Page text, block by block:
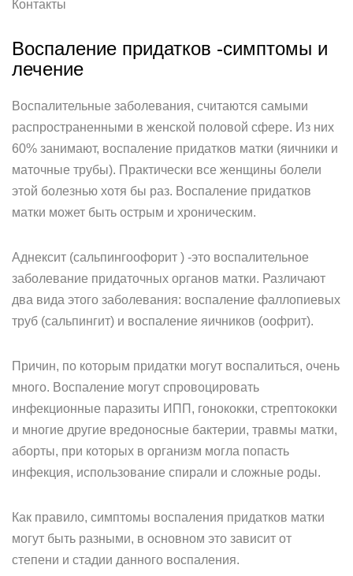
Контакты
Воспаление придатков -симптомы и
лечение
Воспалительные заболевания, считаются самыми
распространенными в женской половой сфере. Из них
60% занимают, воспаление придатков матки (яичники и
маточные трубы). Практически все женщины болели
этой болезнью хотя бы раз. Воспаление придатков
матки может быть острым и хроническим.
Аднексит (сальпингоофорит ) -это воспалительное
заболевание придаточных органов матки. Различают
два вида этого заболевания: воспаление фаллопиевых
труб (сальпингит) и воспаление яичников (оофрит).
Причин, по которым придатки могут воспалиться, очень
много. Воспаление могут спровоцировать
инфекционные паразиты ИПП, гонококки, стрептококки
и многие другие вредоносные бактерии, травмы матки,
аборты, при которых в организм могла попасть
инфекция, использование спирали и сложные роды.
Как правило, симптомы воспаления придатков матки
могут быть разными, в основном это зависит от
степени и стадии данного воспаления.